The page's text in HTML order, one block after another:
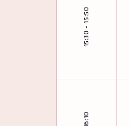
15:30 - 15:50